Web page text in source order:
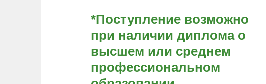
*Поступление возможно
при наличии диплома о
высшем или среднем
профессиональном